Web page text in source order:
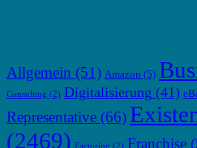
Allgemein (51) Amazon (5)
Consulting (2) Digitalisierung (41)
Representative (66)
(2469) Factoring (2) Franchise